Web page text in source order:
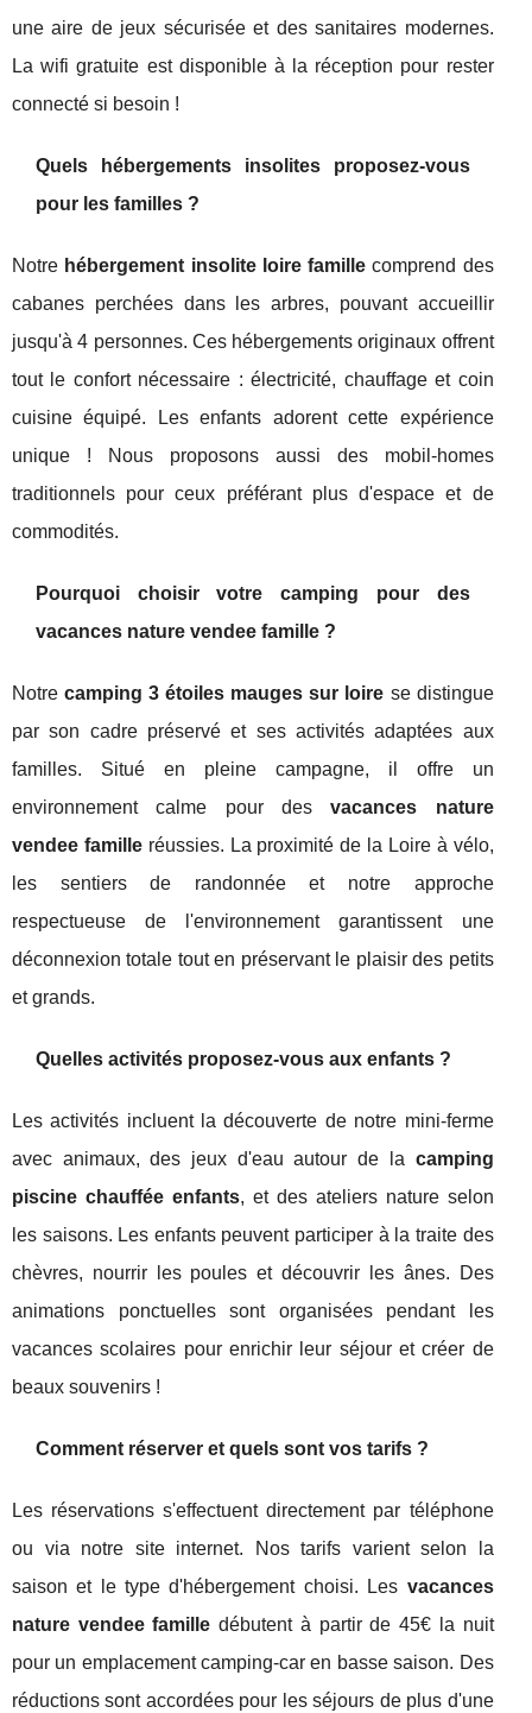
une aire de jeux sécurisée et des sanitaires modernes.
La wifi gratuite est disponible à la réception pour rester
connecté si besoin !
Quels hébergements insolites proposez-vous
pour les familles ?
Notre hébergement insolite loire famille comprend des
cabanes perchées dans les arbres, pouvant accueillir
jusqu'à 4 personnes. Ces hébergements originaux offrent
tout le confort nécessaire : électricité, chauffage et coin
cuisine équipé. Les enfants adorent cette expérience
unique ! Nous proposons aussi des mobil-homes
traditionnels pour ceux préférant plus d'espace et de
commodités.
Pourquoi choisir votre camping pour des
vacances nature vendee famille ?
Notrecamping 3 étoiles mauges sur loire se distingue
par son cadre préservé et ses activités adaptées aux
familles. Situé en pleine campagne, il offre un
environnement calme pour desvacances nature
vendee familleréussies. La proximité de la Loire à vélo,
les sentiers de randonnée et notre approche
respectueuse de l'environnement garantissent une
déconnexion totale tout en préservant le plaisir des petits
et grands.
Quelles activités proposez-vous aux enfants ?
Les activités incluent la découverte de notre mini-ferme
avec animaux, des jeux d'eau autour de la camping
piscine chauffée enfants, et des ateliers nature selon
les saisons. Les enfants peuvent participer à la traite des
chèvres, nourrir les poules et découvrir les ânes. Des
animations ponctuelles sont organisées pendant les
vacances scolaires pour enrichir leur séjour et créer de
beaux souvenirs !
Comment réserver et quels sont vos tarifs ?
Les réservations s'effectuent directement par téléphone
ou via notre site internet. Nos tarifs varient selon la
saison et le type d'hébergement choisi. Les vacances
nature vendee famille débutent à partir de 45€ la nuit
pour un emplacement camping-car en basse saison. Des
réductions sont accordées pour les séjours de plus d'une